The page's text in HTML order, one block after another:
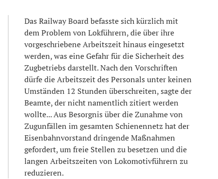
Das Railway Board befasste sich kürzlich mit
dem Problem von Lokführern, die über ihre
vorgeschriebene Arbeitszeit hinaus eingesetzt
werden, was eine Gefahr für die Sicherheit des
Zugbetriebs darstellt. Nach den Vorschriften
dürfe die Arbeitszeit des Personals unter keinen
Umständen 12 Stunden überschreiten, sagte der
Beamte, der nicht namentlich zitiert werden
wollte... Aus Besorgnis über die Zunahme von
Zugunfällen im gesamten Schienennetz hat der
Eisenbahnvorstand dringende Maßnahmen
gefordert, um freie Stellen zu besetzen und die
langen Arbeitszeiten von Lokomotivführern zu
reduzieren.